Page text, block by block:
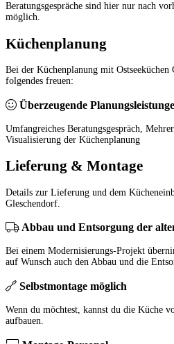
Beratungsgespräche sind hier nur nach
möglich.
Küchenplanung
Bei der Küchenplanung mit
folgendes freuen:
Überzeugende
Umfangreiches Beratungsgespräch,
Visualisierung der Küchenplanung
Lieferung & Montage
Details zur Lieferung und dem
Gleschendorf.
Abbau und Entsorgung der
Bei einem Modernisierungs-Projekt
auf Wunsch auch den Abbau und die
Selbstmontage möglich
Wenn du möchtest, kannst du die Küche
aufbauen.